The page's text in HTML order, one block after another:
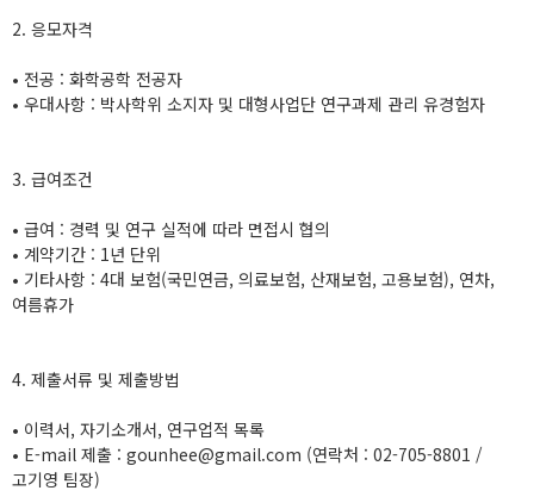
2. 응모자격
• 전공 : 화학공학 전공자
• 우대사항 : 박사학위 소지자 및 대형사업단 연구과제 관리 유경험자
3. 급여조건
• 급여 : 경력 및 연구 실적에 따라 면접시 협의
• 계약기간 : 1년 단위
• 기타사항 : 4대 보험(국민연금, 의료보험, 산재보험, 고용보험), 연차,
여름휴가
4. 제출서류 및 제출방법
• 이력서, 자기소개서, 연구업적 목록
• E-mail 제출 : gounhee@gmail.com (연락처 : 02-705-8801 /
고기영 팀장)